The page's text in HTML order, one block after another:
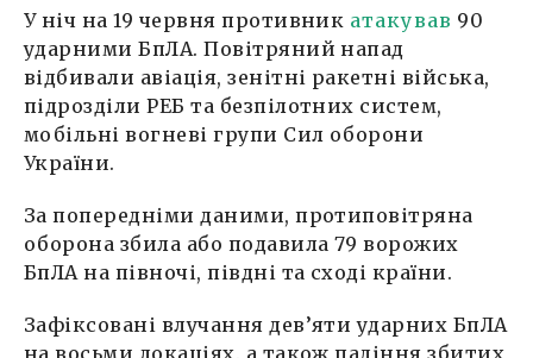
У ніч на 19 червня противник атакував 90
ударними БпЛА. Повітряний напад
відбивали авіація, зенітні ракетні війська,
підрозділи РЕБ та безпілотних систем,
мобільні вогневі групи Сил оборони
України.
За попередніми даними, протиповітряна
оборона збила або подавила 79 ворожих
БпЛА на півночі, півдні та сході країни.
Зафіксовані влучання дев’яти ударних БпЛА
на восьми локаціях, а також падіння збитих